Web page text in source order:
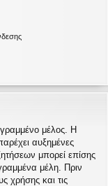
μέλος. Η
αυξημένες
μπορεί επίσης
μέλη. Πριν
χρήσης και τις